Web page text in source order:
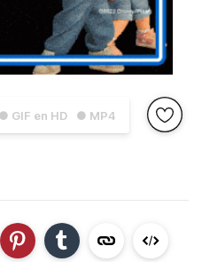
● GIF en HD ● MP4